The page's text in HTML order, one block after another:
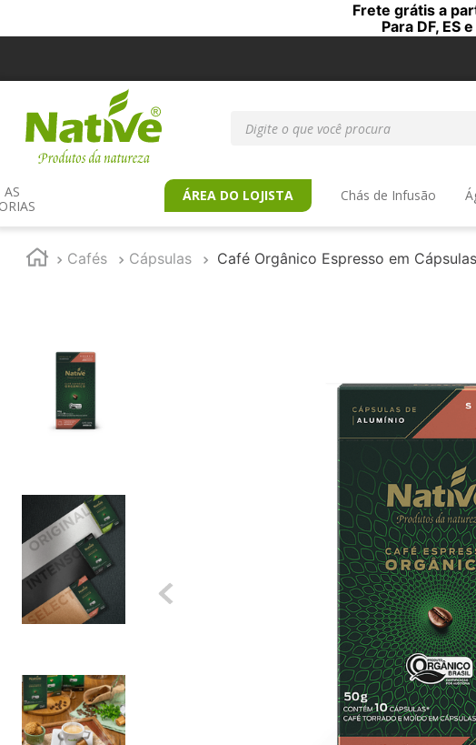
Frete grátis a
Para DF, ES
ÁREA DO LOJISTA Chás de Infusão
Cafés Cápsulas Café Orgânico Espresso em